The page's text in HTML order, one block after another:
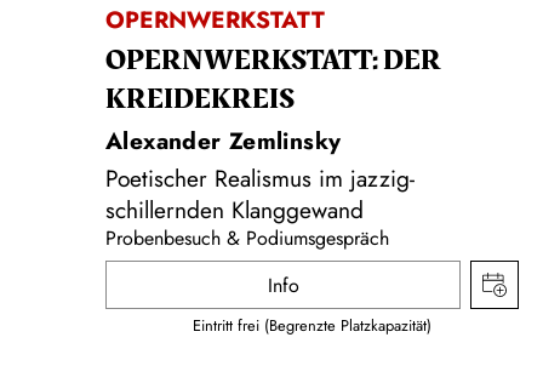
OPERNWERKSTATT
OPERNWERKSTATT: DER
KREIDEKREIS
Alexander Zemlinsky
Poetischer Realismus im jazzig-
schillernden Klanggewand
Probenbesuch & Podiumsgespräch
Info
Eintritt frei (Begrenzte Platzkapazität)